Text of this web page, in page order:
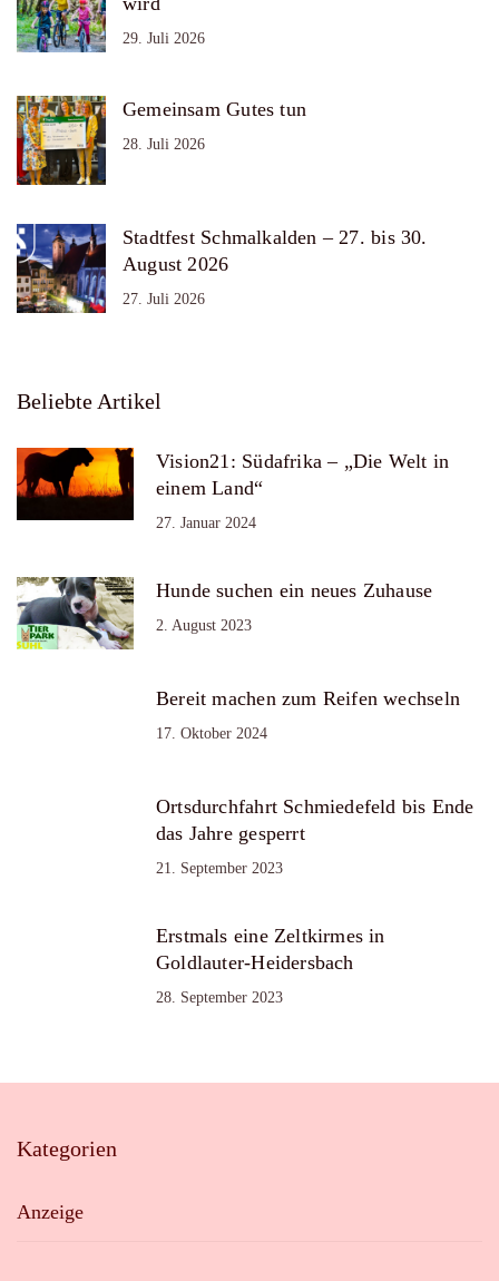
29. Juli 2026
Gemeinsam Gutes tun
28. Juli 2026
Stadtfest Schmalkalden – 27. bis 30.
August 2026
27. Juli 2026
Beliebte Artikel
Vision21: Südafrika – „Die Welt in
einem Land“
27. Januar 2024
Hunde suchen ein neues Zuhause
2. August 2023
Bereit machen zum Reifen wechseln
17. Oktober 2024
Ortsdurchfahrt Schmiedefeld bis Ende
das Jahre gesperrt
21. September 2023
Erstmals eine Zeltkirmes in
Goldlauter-Heidersbach
28. September 2023
Kategorien
Anzeige